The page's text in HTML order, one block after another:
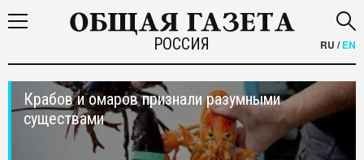
РОССИЯ RU /EN
Крабов и омаров признали разумными
существами